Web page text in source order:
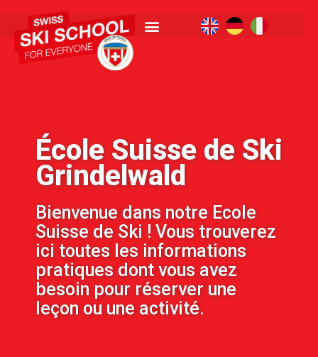
École Suisse de Ski
Grindelwald
Bienvenue dans notre Ecole
Suisse de Ski ! Vous trouverez
ici toutes les informations
pratiques dont vous avez
besoin pour réserver une
leçon ou une activité.